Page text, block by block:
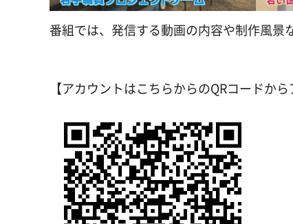
番組では、発信する動画の内容や制作風景
【アカウントはこちらからのQRコードから